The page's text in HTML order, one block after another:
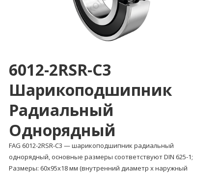
6012-2RSR-C3
Шарикоподшипник
Радиальный
Однорядный
FAG 6012-2RSR-C3 — шарикоподшипник радиальный
однорядный, основные размеры соответствуют DIN 625-1;
Размеры: 60x95x18 мм (внутренний диаметр x наружный